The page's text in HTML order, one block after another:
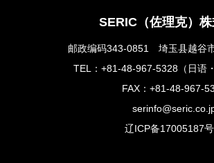
SERIC（佐理克）
邮政编码343-0851 埼玉县越谷
TEL： +81-48-967-5328（日语
FAX：+81-48-967-
辽ICP备17005187